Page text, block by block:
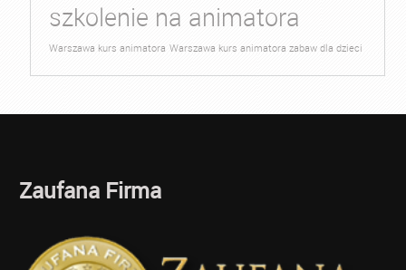
szkolenie na animatora
Warszawa kurs animatora Warszawa kurs animatora zabaw dla dzieci
Zaufana Firma